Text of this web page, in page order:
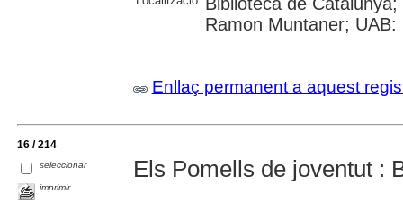
Ramon Muntaner; UAB:
Enllaç permanent a aquest
16 / 214
seleccionar
imprimir
Els Pomells de joventut :